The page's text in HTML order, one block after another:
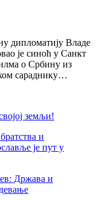
дипломатију Владе
је синоћ у Санкт
о Србину из
сараднику…
земљи!
и
је пут у
Држава и